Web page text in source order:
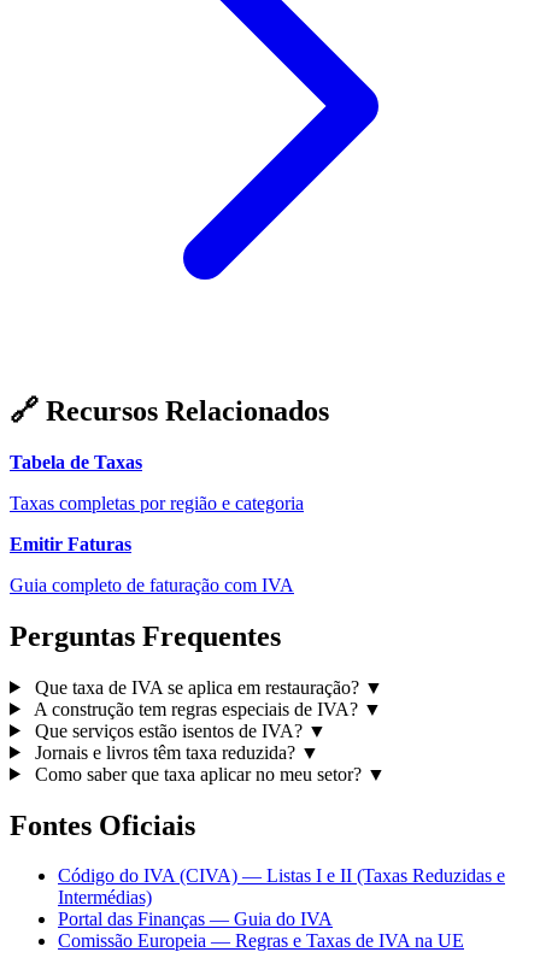
🔗 Recursos Relacionados
Tabela de Taxas
Taxas completas por região e categoria
Emitir Faturas
Guia completo de faturação com IVA
Perguntas Frequentes
Que taxa de IVA se aplica em restauração? ▼
A construção tem regras especiais de IVA? ▼
Que serviços estão isentos de IVA? ▼
Jornais e livros têm taxa reduzida? ▼
Como saber que taxa aplicar no meu setor? ▼
Fontes Oficiais
Código do IVA (CIVA) — Listas I e II (Taxas Reduzidas e
Intermédias)
Portal das Finanças — Guia do IVA
Comissão Europeia — Regras e Taxas de IVA na UE